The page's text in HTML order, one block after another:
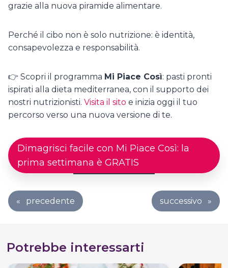
grazie alla nuova piramide alimentare.
Perché il cibo non è solo nutrizione: è identità,
consapevolezza e responsabilità.
👉 Scopri il programma Mi Piace Così: pasti pronti
ispirati alla dieta mediterranea, con il supporto dei
nostri nutrizionisti. Visita il sito e inizia oggi il tuo
percorso verso una nuova versione di te.
Dimagrisci facile con Mi Piace Così: la
prima settimana è GRATIS
« precedente successivo »
Potrebbe interessarti